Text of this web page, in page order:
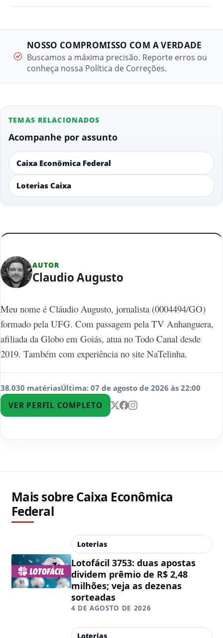
NOSSO COMPROMISSO COM A VERDADE
Buscamos a máxima precisão. Reporte erros ou
conheça nossa Política de Correções.
TEMAS RELACIONADOS
Acompanhe por assunto
Caixa Econômica Federal
Loterias Caixa
AUTOR
Claudio Augusto
Meu nome é Cláudio Augusto, jornalista (0004494/GO)
formado pela UFG. Com passagem pela TV Anhanguera,
afiliada da Globo em Goiás, atua no Todo Canal desde
2019. Também com experiência no site NaTelinha.
38.030 matériasÚltima: 07 de agosto de 2026 às 22:00
VER PERFIL COMPLETO
Mais sobre Caixa Econômica
Federal
Loterias
Lotofácil 3753: duas apostas
dividem prêmio de R$ 2,48
milhões; veja as dezenas
sorteadas
4 DE AGOSTO DE 2026
Loterias